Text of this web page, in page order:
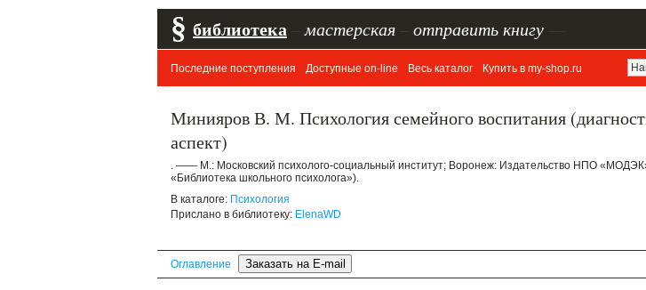
§ библиотека мастерская отправить книгу
Последние поступления Доступные on-line Весь каталог Купить в my-shop.ru
Минияров В. М. Психология семейного воспитания
аспект)
. —— М.: Московский психолого-социальный институт; Воронеж: Издательство НПО
«Библиотека школьного психолога»).
В каталоге: Психология
Прислано в библиотеку: ElenaWD
Оглавление